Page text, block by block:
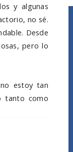
y algunas
no sé.
Desde
pero lo
estoy tan
tanto como